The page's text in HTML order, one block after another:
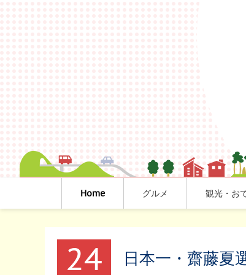
Home グルメ 観光・お
24
日本一・齋藤夏